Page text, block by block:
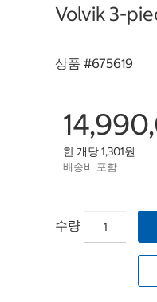
Volvik 3-
상품 #675619
한 개당 1,301원
배송비 포함
수량